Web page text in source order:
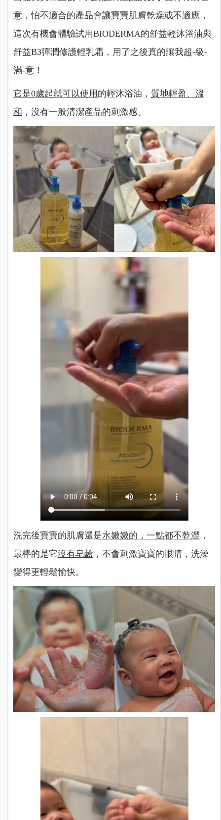
意，怕不適合的產品會讓寶寶肌膚乾燥或不適應，
這次有機會體驗試用BIODERMA的舒益輕沐浴油與
舒益B3彈潤修護輕乳霜，用了之後真的讓我超-級-
滿-意！
它是0歲起就可以使用 的輕沐浴油， 質地輕盈、溫
和 ，沒有一般清潔產品的刺激感。
洗完後寶寶的肌膚還是水嫩嫩的，一點都不乾澀 ，
最棒的是它沒有皂鹼 ，不會刺激寶寶的眼睛，洗澡
變得更輕鬆愉快。